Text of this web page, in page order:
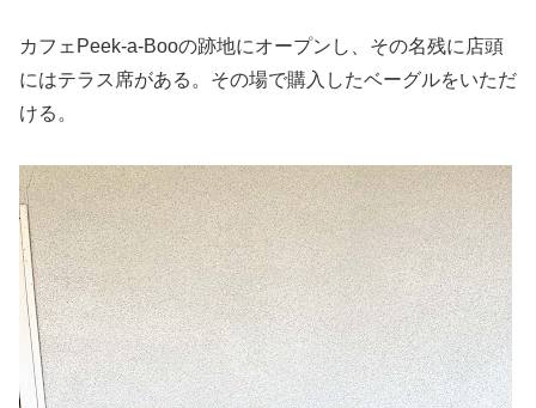
カフェPeek-a-Booの跡地にオープンし、その名残に店頭
にはテラス席がある。その場で購入したベーグルをいただ
ける。